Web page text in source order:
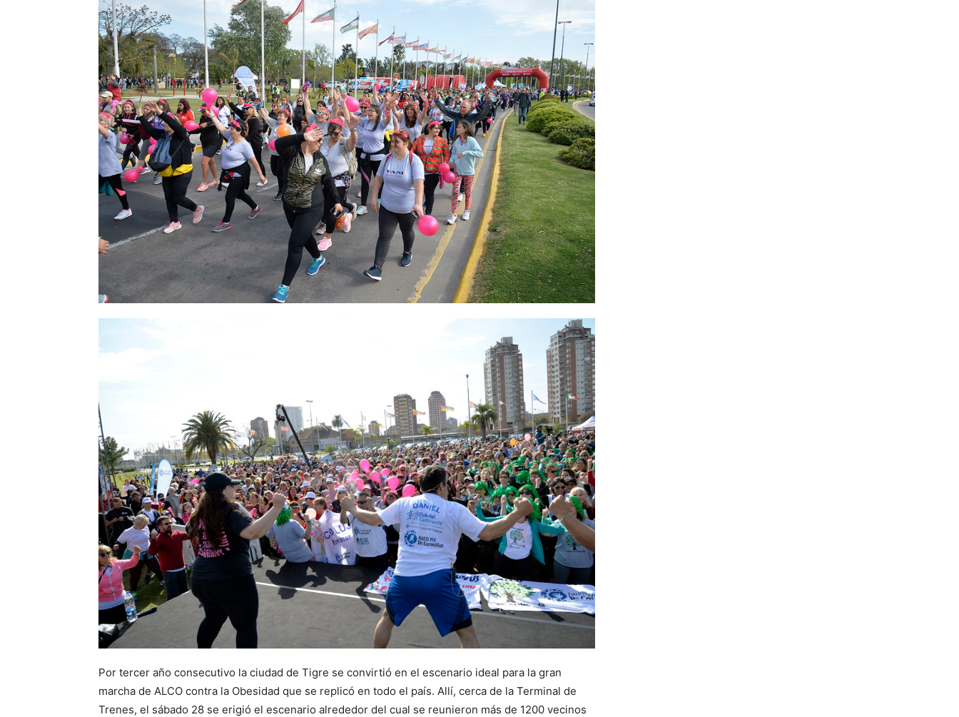
Por tercer año consecutivo la ciudad de Tigre se convirtió en el escenario ideal para la gran
marcha de ALCO contra la Obesidad que se replicó en todo el país. Allí, cerca de la Terminal de
Trenes, el sábado 28 se erigió el escenario alrededor del cual se reunieron más de 1200 vecinos